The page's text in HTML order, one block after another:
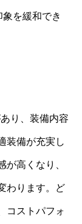
を緩和でき
り、装備内容
装備が充実し
高くなり、
わります。ど
コストパフォ